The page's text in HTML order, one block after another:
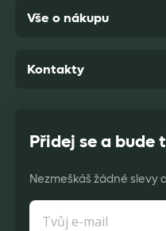
Vše o nákupu
Přidej se a bude
Nezmeškáš žádné slevy
Kontakty